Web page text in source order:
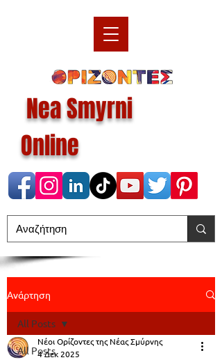
Nea Smyrni
Online
Ανάρτηση
All Posts
All Posts
Νέοι Ορίζοντες της Νέας Σμύρνης
4 Δεκ 2025